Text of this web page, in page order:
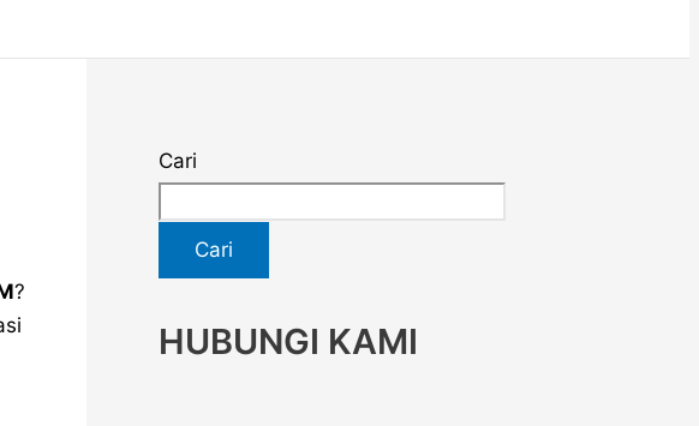
?
Cari
Cari
HUBUNGI KAMI